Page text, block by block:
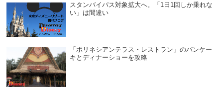
スタンバイパス対象拡大へ。「1日1回しか乗れな
い」は間違い
「ポリネシアンテラス・レストラン」のパンケー
キとディナーショーを攻略